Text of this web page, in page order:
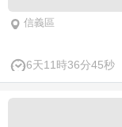
信義區
6天11時36分45秒